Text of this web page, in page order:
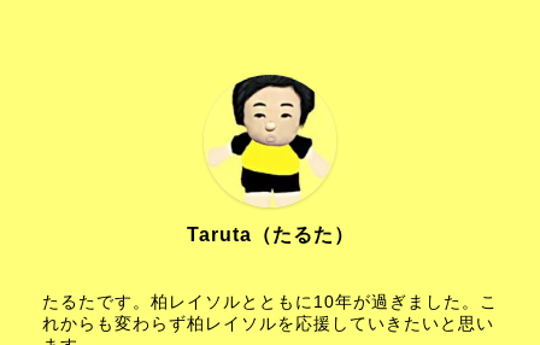
Taruta（たるた）
たるたです。柏レイソルとともに10年が過ぎました。こ
れからも変わらず柏レイソルを応援していきたいと思い